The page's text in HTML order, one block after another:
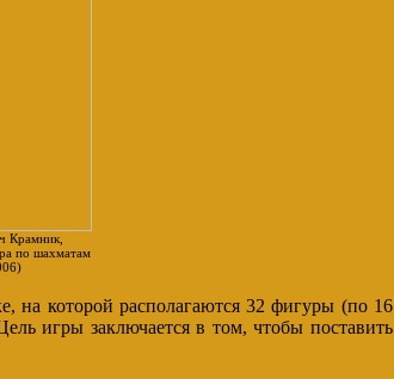
Крамник,
по шахматам
на которой располагаются 32 фигуры (по 16
игры заключается в том, чтобы поставить